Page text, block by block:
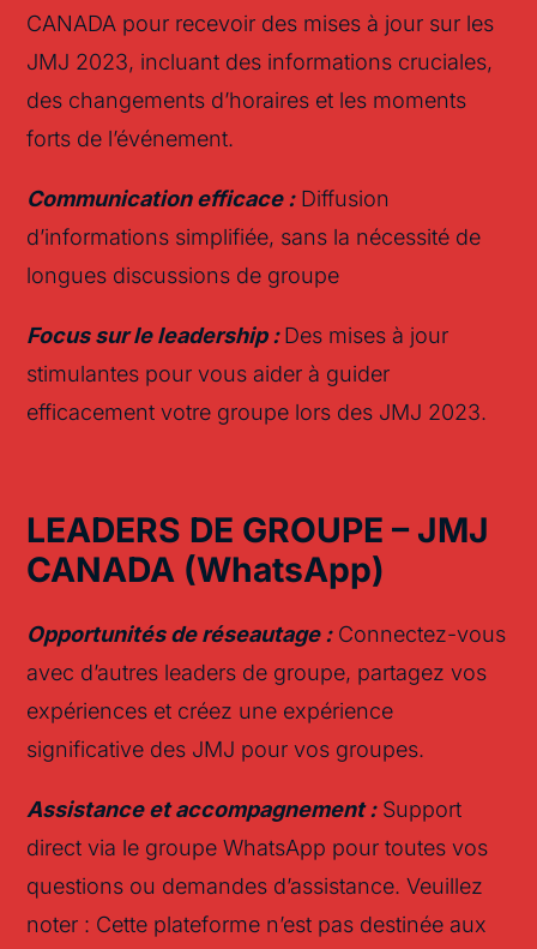
CANADA pour recevoir des mises à jour sur les
JMJ 2023, incluant des informations cruciales,
des changements d’horaires et les moments
forts de l’événement.
Communication efficace :Diffusion
d’informations simplifiée, sans la nécessité de
longues discussions de groupe
Focus sur le leadership : Des mises à jour
stimulantes pour vous aider à guider
efficacement votre groupe lors des JMJ 2023.
LEADERS DE GROUPE – JMJ
CANADA (WhatsApp)
Opportunités de réseautage :Connectez-vous
avec d’autres leaders de groupe, partagez vos
expériences et créez une expérience
significative des JMJ pour vos groupes.
Assistance et accompagnement :Support
direct via le groupe WhatsApp pour toutes vos
questions ou demandes d’assistance. Veuillez
noter : Cette plateforme n’est pas destinée aux